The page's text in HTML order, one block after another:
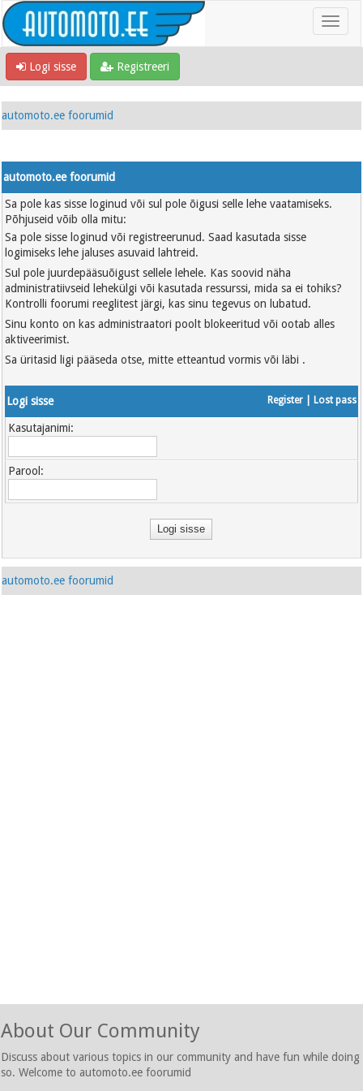
Logi sisse Registreeri
automoto.ee foorumid
automoto.ee foorumid
Sa pole kas sisse loginud või sul pole õigusi selle lehe vaatamiseks.
Põhjuseid võib olla mitu:
Sa pole sisse loginud või registreerunud. Saad kasutada sisse
logimiseks lehe jaluses asuvaid lahtreid.
Sul pole juurdepääsuõigust sellele lehele. Kas soovid näha
administratiivseid lehekülgi või kasutada ressurssi, mida sa ei tohiks?
Kontrolli foorumi reeglitest järgi, kas sinu tegevus on lubatud.
Sinu konto on kas administraatori poolt blokeeritud või ootab alles
aktiveerimist.
Sa üritasid ligi pääseda otse, mitte etteantud vormis või läbi .
Logi sisse Register| Lost pass
Kasutajanimi:
Parool:
automoto.ee foorumid
About Our Community
Discuss about various topics in our community and have fun while doing
so. Welcome to automoto.ee foorumid